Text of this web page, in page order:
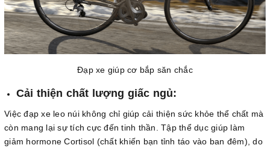
Đạp xe giúp cơ bắp săn chắc
Cải thiện chất lượng giấc ngủ:
Việc đạp xe leo núi không chỉ giúp cải thiện sức khỏe thể chất mà
còn mang lại sự tích cực đến tinh thần. Tập thể dục giúp làm
giảm hormone Cortisol (chất khiến bạn tỉnh táo vào ban đêm), do